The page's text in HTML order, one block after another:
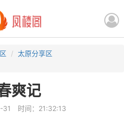
太原分享区
爽记
31 时间：21:32:13